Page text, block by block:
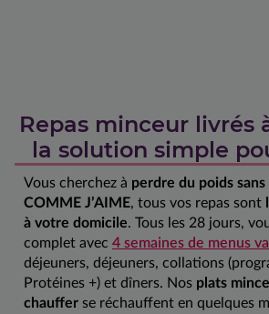
Repas minceur livrés
la solution simple
Vous cherchez à perdre du poids
COMME J’AIME, tous vos repas sont
à votre domicile. Tous les 28 jours,
complet avec 4 semaines de menus
déjeuners, déjeuners, collations
Protéines +) et dîners. Nos plats
chauffer se réchauffent en quelques